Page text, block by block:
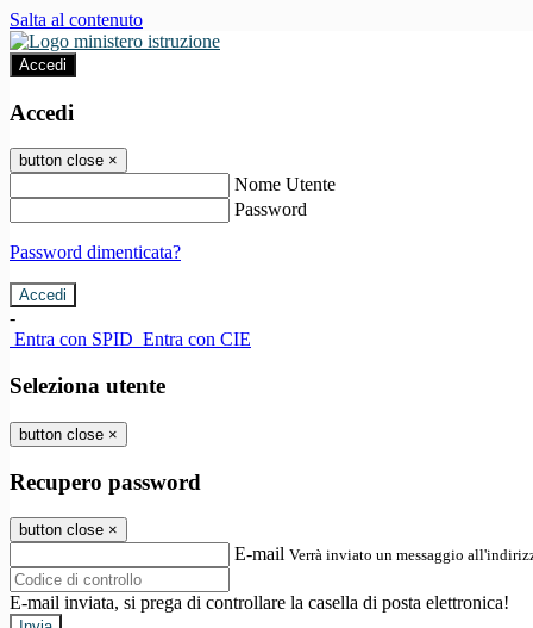
Salta al contenuto
Accedi
Accedi
button close ×
Nome Utente
Password
Password dimenticata?
-
Entra con SPID Entra con CIE
Seleziona utente
button close ×
Recupero password
button close ×
E-mail Verrà inviato un messaggio
E-mail inviata, si prega di controllare la casella di posta elettronica!